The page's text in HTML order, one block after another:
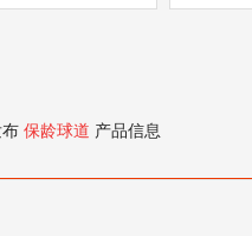
保龄球道 产品信息